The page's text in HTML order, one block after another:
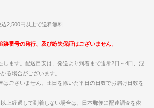
円以上で送料無料
番号の発行、及び紛失保証はございません。
ます。配送目安は、発送より到着まで通常2日～4日、混
る場合がございます。
ございません。土日を除いた平日の日数でお届け日数を
上経過して到着しない場合は、日本郵便に配達調査を依